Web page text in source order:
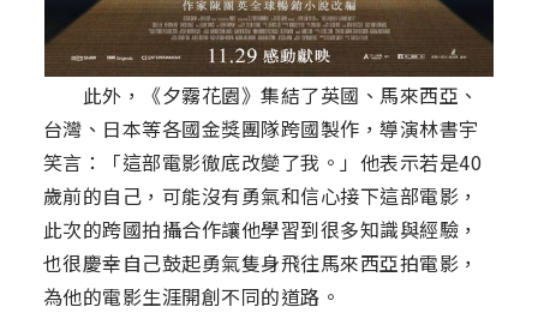
此外，《夕霧花園》集結了英國、馬來西亞、
台灣、日本等各國金獎團隊跨國製作，導演林書宇
笑言：「這部電影徹底改變了我。」他表示若是40
歲前的自己，可能沒有勇氣和信心接下這部電影，
此次的跨國拍攝合作讓他學習到很多知識與經驗，
也很慶幸自己鼓起勇氣隻身飛往馬來西亞拍電影，
為他的電影生涯開創不同的道路。